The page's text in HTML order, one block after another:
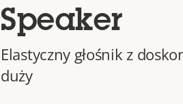
Speaker
Elastyczny głośnik z
duży